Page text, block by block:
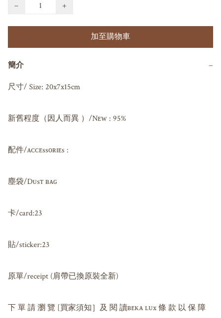
−
+
加至購物車
簡介 −
尺寸/ Size: 20x7x15cm
新舊程度（因人而異 ）/Nᴇᴡ : 95%
配件/ᴀᴄᴄᴇssᴏʀɪᴇs :
塵袋/Dᴜsᴛ ʙᴀɢ
卡/card:23
貼/sticker:23
原單/receipt (肩帶已換原裝全新)
下 單 請 瀏 覽 [買家須知］及 閱 讀ʙᴇᴋᴀ ʟᴜx 條 款 以 保 障